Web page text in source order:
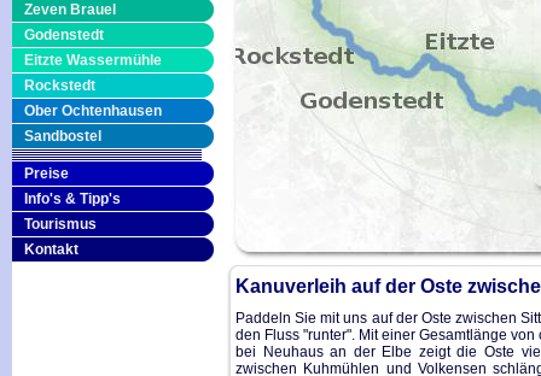
Zeven Brauel
Godenstedt
Eitzte Wassermühle
Rockstedt
Ober Ochtenhausen
Sandbostel
Preise
Info's & Tipp's
Tourismus
Kontakt
Kanuverleih auf der Oste
Paddeln Sie mit uns auf der Oste zwischen
den Fluss "runter". Mit einer Gesamtlänge
bei Neuhaus an der Elbe zeigt die Oste
zwischen Kuhmühlen und Volkensen